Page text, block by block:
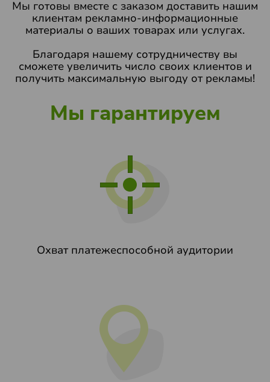
Мы готовы вместе с заказом доставить нашим
клиентам рекламно-информационные
материалы о ваших товарах или услугах.
Благодаря нашему сотрудничеству вы
сможете увеличить число своих клиентов и
получить максимальную выгоду от рекламы!
Мы гарантируем
Охват платежеспособной аудитории